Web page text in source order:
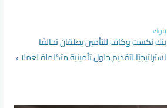
بنوك
بنك نكست وكاف للتأمين يطلقان تحالفًا
استراتيجيًا لتقديم حلول تأمينية متكاملة لعملاء